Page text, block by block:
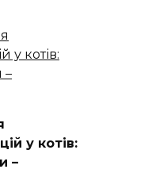
у котів:
–